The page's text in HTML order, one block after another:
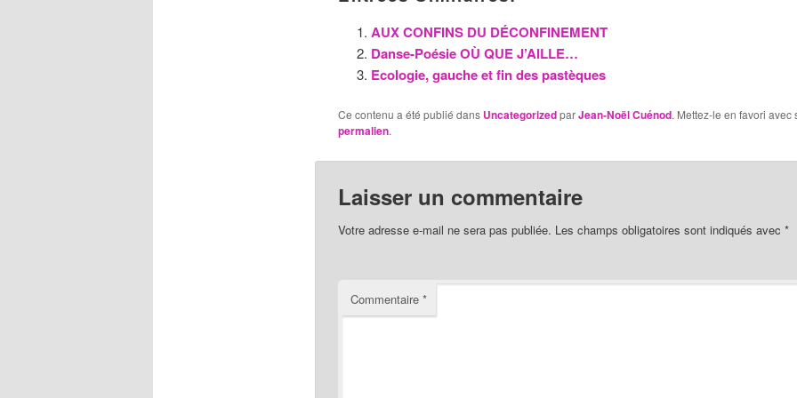
AUX CONFINS DU DÉCONFINEMENT
Danse-Poésie OÙ QUE J’AILLE…
Ecologie, gauche et fin des pastèques
Ce contenu a été publié dans UncategorizedparJean-Noël Cuénod. Mettez-le en favori avec
permalien.
Laisser un commentaire
Votre adresse e-mail ne sera pas publiée. Les champs obligatoires sont indiqués avec *
Commentaire *